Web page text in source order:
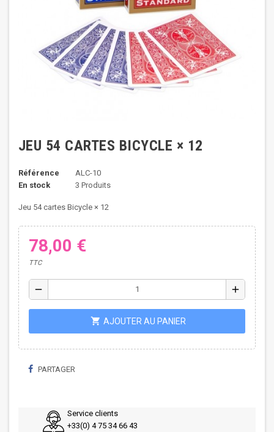
JEU 54 CARTES BICYCLE × 12
Référence
ALC-10
En stock
3 Produits
Jeu 54 cartes Bicycle × 12
78,00 €
TTC
remove add
shopping_cart AJOUTER AU PANIER
PARTAGER
Service clients
+33(0) 4 75 34 66 43